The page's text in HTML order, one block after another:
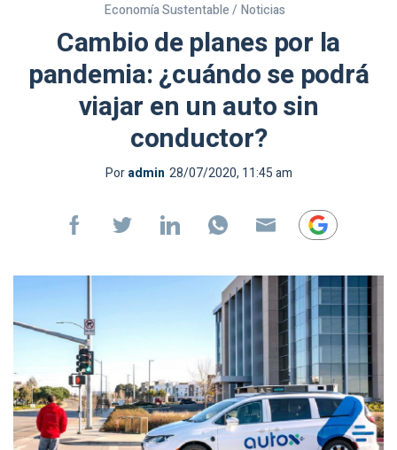
Economía Sustentable / Noticias
Cambio de planes por la
pandemia: ¿cuándo se podrá
viajar en un auto sin
conductor?
Poradmin 28/07/2020, 11:45 am